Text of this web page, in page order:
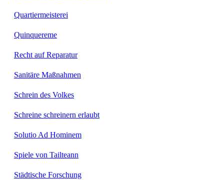
Quartiermeisterei
Quinquereme
Recht auf Reparatur
Sanitäre Maßnahmen
Schrein des Volkes
Schreine schreinern erlaubt
Solutio Ad Hominem
Spiele von Tailteann
Städtische Forschung